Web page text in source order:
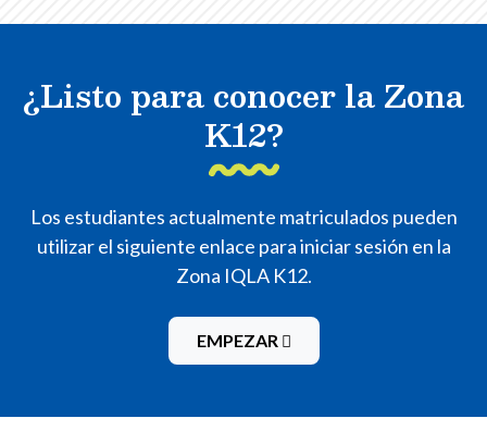
¿Listo para conocer la Zona
K12?
Los estudiantes actualmente matriculados pueden
utilizar el siguiente enlace para iniciar sesión en la
Zona IQLA K12.
EMPEZAR